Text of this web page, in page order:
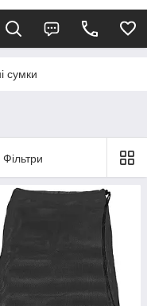
сумки
Фільтри